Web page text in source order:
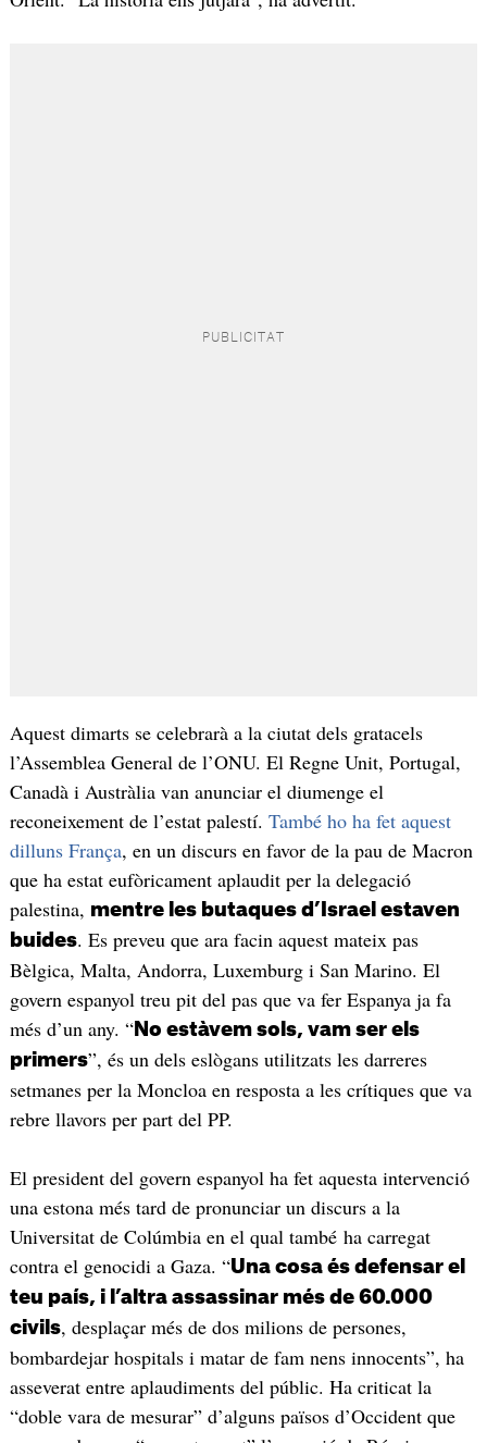
Aquest dimarts se celebrarà a la ciutat dels gratacels
l’Assemblea General de l’ONU. El Regne Unit, Portugal,
Canadà i Austràlia van anunciar el diumenge el
reconeixement de l’estat palestí. També ho ha fet aquest
dilluns França, en un discurs en favor de la pau de Macron
que ha estat eufòricament aplaudit per la delegació
palestina, mentre les butaques d’Israel estaven
buides. Es preveu que ara facin aquest mateix pas
Bèlgica, Malta, Andorra, Luxemburg i San Marino. El
govern espanyol treu pit del pas que va fer Espanya ja fa
més d’un any. “No estàvem sols, vam ser els
primers”, és un dels eslògans utilitzats les darreres
setmanes per la Moncloa en resposta a les crítiques que va
rebre llavors per part del PP.
El president del govern espanyol ha fet aquesta intervenció
una estona més tard de pronunciar un discurs a la
Universitat de Colúmbia en el qual també ha carregat
contra el genocidi a Gaza. “Una cosa és defensar el
teu país, i l’altra assassinar més de 60.000
civils, desplaçar més de dos milions de persones,
bombardejar hospitals i matar de fam nens innocents”, ha
asseverat entre aplaudiments del públic. Ha criticat la
“doble vara de mesurar” d’alguns països d’Occident que